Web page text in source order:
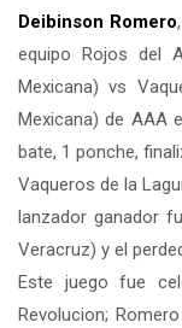
Deibinson Romero
equipo Rojos del
Mexicana) vs
Mexicana) de AAA
bate, 1 ponche,
Vaqueros de la
lanzador ganador
Veracruz) y el
Este juego fue
Revolucion;